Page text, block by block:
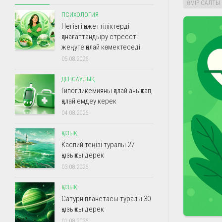
ӨМІР САЛТЫ
ПСИХОЛОГИЯ
Негізгі қажеттіліктерді
қанағаттандыру стрессті
жеңуге қалай көмектеседі
05.08.2026
ДЕНСАУЛЫҚ
Гипогликемияны қалай анықтап,
қалай емдеу керек
04.08.2026
ҚЫЗЫҚ
Каспий теңізі туралы 27
қызықты дерек
03.08.2026
ҚЫЗЫҚ
Сатурн планетасы туралы 30
қызықты дерек